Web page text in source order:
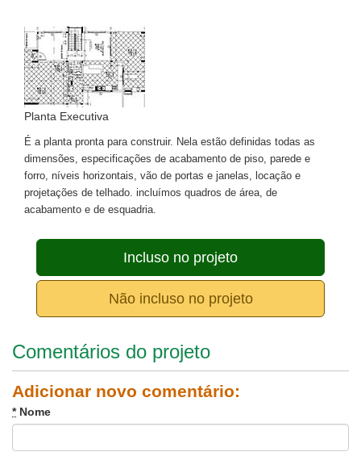
Planta Executiva
É a planta pronta para construir. Nela estão definidas todas as
dimensões, especificações de acabamento de piso, parede e
forro, níveis horizontais, vão de portas e janelas, locação e
projetações de telhado. incluímos quadros de área, de
acabamento e de esquadria.
Incluso no projeto
Não incluso no projeto
Comentários do projeto
Adicionar novo comentário:
*Nome